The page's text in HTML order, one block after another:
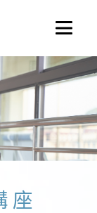
選單
座